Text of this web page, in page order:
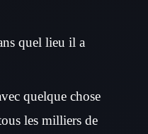
quel lieu il a
quelque chose
les milliers de